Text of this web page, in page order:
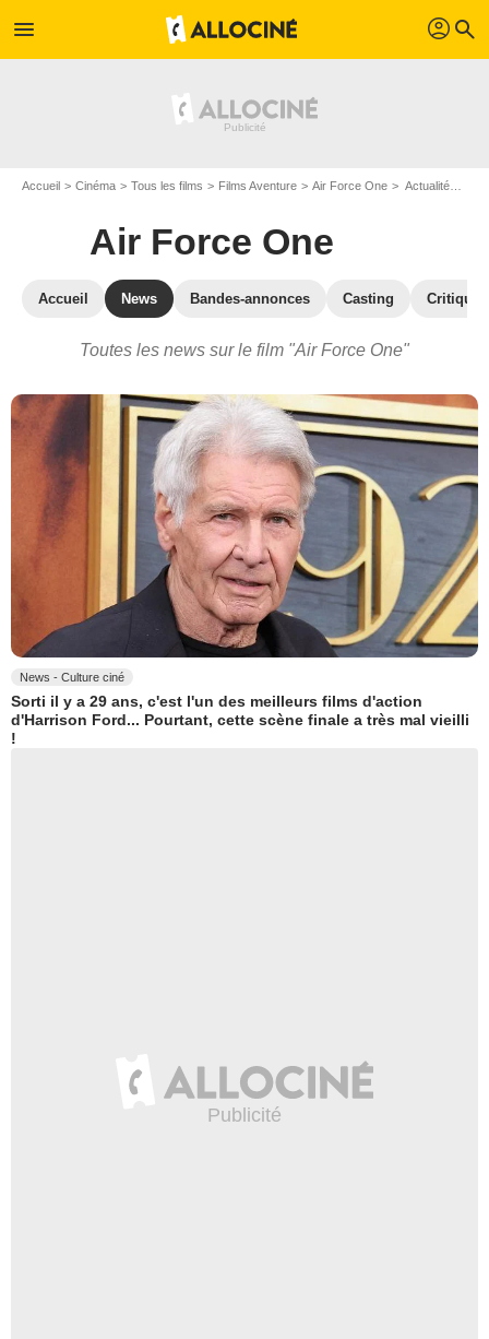
menu profil search
Accueil Cinéma Tous les films Films Aventure Air Force One Actualités Air Force One
Air Force One
Accueil News Bandes-annonces Casting
Toutes les news sur le film "Air Force One"
News - Culture ciné
Sorti il y a 29 ans, c'est l'un des meilleurs films d'action
d'Harrison Ford... Pourtant, cette scène finale a très mal vieilli
!